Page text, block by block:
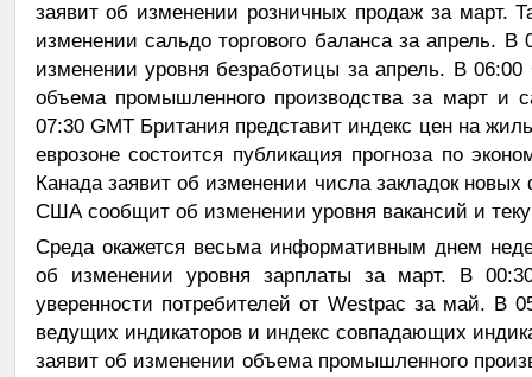
заявит об изменении розничных продаж за март.
изменении сальдо торгового баланса за апрель.
изменении уровня безработицы за апрель. В
объема промышленного производства за март и
07:30 GMT Британия представит индекс цен на
еврозоне состоится публикация прогноза по
Канада заявит об изменении числа закладок
США сообщит об изменении уровня вакансий и
Среда окажется весьма информативным днем
об изменении уровня зарплаты за март. В
уверенности потребителей от Westpac за май. В
ведущих индикаторов и индекс совпадающих
заявит об изменении объема промышленного